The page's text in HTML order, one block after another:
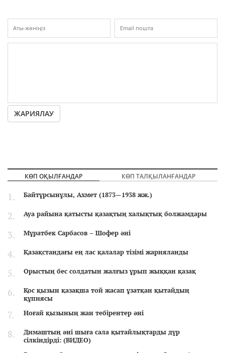
ЖАРИЯЛАУ
КӨП ОҚЫЛҒАНДАР КӨП ТАЛҚЫЛАНҒАНДАР
Байтұрсынұлы, Ахмет (1873—1938 жж.)
Ауа райына қатысты қазақтың халықтық болжамдары
Мұратбек Сарбасов – Шофер әні
Қазақстандағы ең лас қалалар тізімі жарияланды
Орыстың бес солдатын жалғыз ұрып жыққан қазақ
Қос қызын қазақша той жасап ұзатқан қытайдың
құпиясы
Ноғай қызының жан тебірентер әні
Димаштың әні шыға сала қытайлықтарды дүр
сілкіндірді: (ВИДЕО)